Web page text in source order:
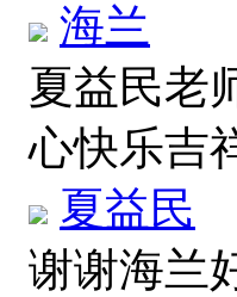
海兰
夏益民老
心快乐吉
夏益民
谢谢海兰